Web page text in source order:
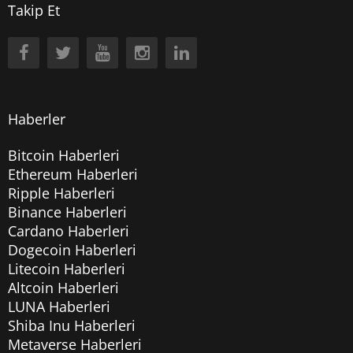
Takip Et
Haberler
Bitcoin Haberleri
Ethereum Haberleri
Ripple Haberleri
Binance Haberleri
Cardano Haberleri
Dogecoin Haberleri
Litecoin Haberleri
Altcoin Haberleri
LUNA Haberleri
Shiba Inu Haberleri
Metaverse Haberleri